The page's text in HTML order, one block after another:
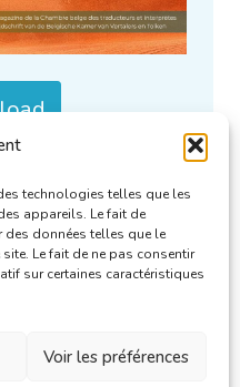
technologies telles que les
appareils. Le fait de
données telles que le
Le fait de ne pas consentir
sur certaines caractéristiques
Voir les préférences
Le Linguiste